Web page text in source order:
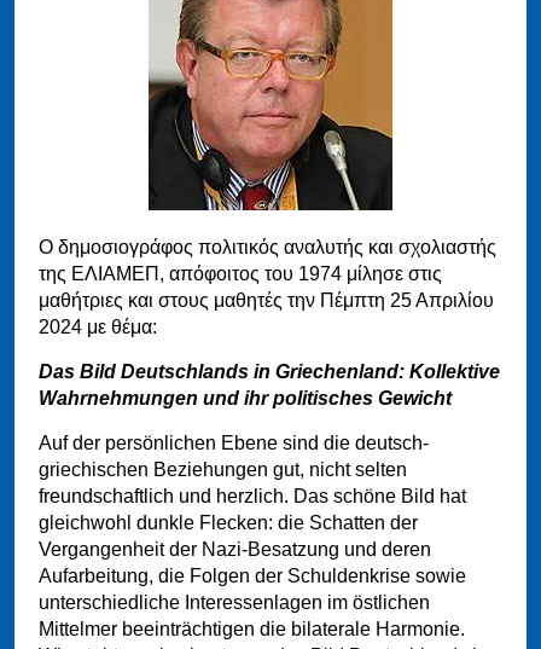
Ο δημοσιογράφος πολιτικός αναλυτής και σχολιαστής
της ΕΛΙΑΜΕΠ, απόφοιτος του 1974 μίλησε στις
μαθήτριες και στους μαθητές την Πέμπτη 25 Απριλίου
2024 με θέμα:
Das Bild Deutschlands in Griechenland: Kollektive
Wahrnehmungen und ihr politisches Gewicht
Auf der persönlichen Ebene sind die deutsch-
griechischen Beziehungen gut, nicht selten
freundschaftlich und herzlich. Das schöne Bild hat
gleichwohl dunkle Flecken: die Schatten der
Vergangenheit der Nazi-Besatzung und deren
Aufarbeitung, die Folgen der Schuldenkrise sowie
unterschiedliche Interessenlagen im östlichen
Mittelmer beeinträchtigen die bilaterale Harmonie.